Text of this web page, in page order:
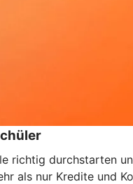
richtig durchstarten
als nur Kredite und